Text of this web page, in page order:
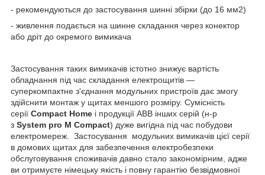
- рекомендуються до застосування шинні збірки (до 16 мм2)
- живлення подається на шинне складання через конектор
або дріт до окремого вимикача
Застосування таких вимикачів істотно знижує вартість
обладнання під час складання електрощитів —
суперкомпактне з'єднання модульних пристроїв дає змогу
здійснити монтаж у щитах меншого розміру. Сумісність
серії Compact Home і продукції ABB інших серій (н-р
з System pro M Compact) дуже вигідна під час побудови
електромереж. Застосування модульних вимикачів цієї серії
в домових щитах для забезпечення електробезпеки
обслуговування споживачів давно стало закономірним, адже
ви отримуєте німецьку якість і повну гарантію безвідмовної